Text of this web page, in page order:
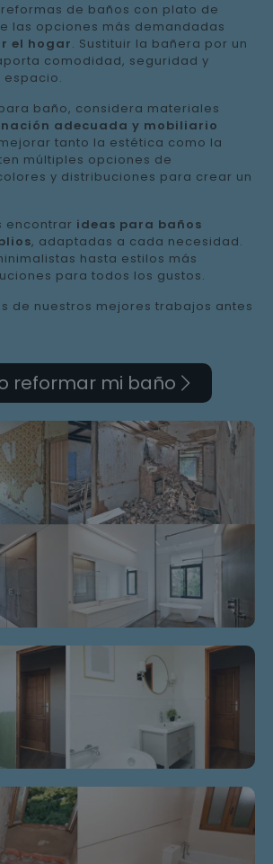
de baños con plato de
las opciones más demandadas
el hogar. Sustituir la bañera por un
comodidad, seguridad y
baño, considera materiales
adecuada y mobiliario
tanto la estética como la
múltiples opciones de
y distribuciones para crear un
encontrar ideas para baños
, adaptadas a cada necesidad.
hasta estilos más
para todos los gustos.
de nuestros mejores trabajos antes
reformar mi baño